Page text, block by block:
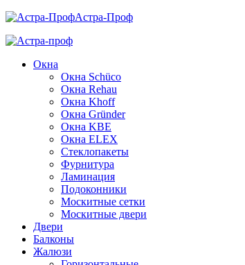
Астра-Проф
Окна
Окна Schüco
Окна Rehau
Окна Khoff
Окна Gründer
Окна KBE
Окна ELEX
Стеклопакеты
Фурнитура
Ламинация
Подоконники
Москитные сетки
Москитные двери
Двери
Балконы
Жалюзи